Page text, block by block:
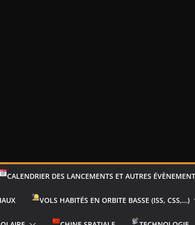
CALENDRIER DES LANCEMENTS ET AUTRES
VOLS HABITÉS EN ORBITE BASSE (ISS, CSS,…)